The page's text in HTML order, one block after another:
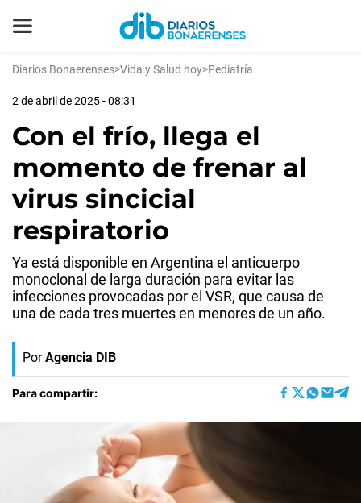
Diarios Bonaerenses>Vida y Salud hoy>Pediatría
2 de abril de 2025 - 08:31
Con el frío, llega el
momento de frenar al
virus sincicial
respiratorio
Ya está disponible en Argentina el anticuerpo
monoclonal de larga duración para evitar las
infecciones provocadas por el VSR, que causa de
una de cada tres muertes en menores de un año.
Por Agencia DIB
Para compartir: